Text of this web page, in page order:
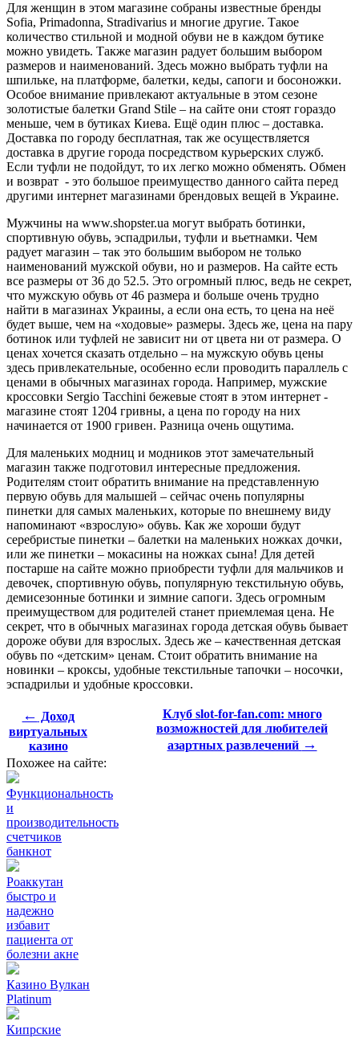
Для женщин в этом магазине собраны известные бренды
Sofia, Primadonna, Stradivarius и многие другие. Такое
количество стильной и модной обуви не в каждом бутике
можно увидеть. Также магазин радует большим выбором
размеров и наименований. Здесь можно выбрать туфли на
шпильке, на платформе, балетки, кеды, сапоги и босоножки.
Особое внимание привлекают актуальные в этом сезоне
золотистые балетки Grand Stile – на сайте они стоят гораздо
меньше, чем в бутиках Киева. Ещё один плюс – доставка.
Доставка по городу бесплатная, так же осуществляется
доставка в другие города посредством курьерских служб.
Если туфли не подойдут, то их легко можно обменять. Обмен
и возврат - это большое преимущество данного сайта перед
другими интернет магазинами брендовых вещей в Украине.
Мужчины на www.shopster.ua могут выбрать ботинки,
спортивную обувь, эспадрильи, туфли и вьетнамки. Чем
радует магазин – так это большим выбором не только
наименований мужской обуви, но и размеров. На сайте есть
все размеры от 36 до 52.5. Это огромный плюс, ведь не секрет,
что мужскую обувь от 46 размера и больше очень трудно
найти в магазинах Украины, а если она есть, то цена на неё
будет выше, чем на «ходовые» размеры. Здесь же, цена на пару
ботинок или туфлей не зависит ни от цвета ни от размера. О
ценах хочется сказать отдельно – на мужскую обувь цены
здесь привлекательные, особенно если проводить параллель с
ценами в обычных магазинах города. Например, мужские
кроссовки Sergio Tacchini бежевые стоят в этом интернет -
магазине стоят 1204 гривны, а цена по городу на них
начинается от 1900 гривен. Разница очень ощутима.
Для маленьких модниц и модников этот замечательный
магазин также подготовил интересные предложения.
Родителям стоит обратить внимание на представленную
первую обувь для малышей – сейчас очень популярны
пинетки для самых маленьких, которые по внешнему виду
напоминают «взрослую» обувь. Как же хороши будут
серебристые пинетки – балетки на маленьких ножках дочки,
или же пинетки – мокасины на ножках сына! Для детей
постарше на сайте можно приобрести туфли для мальчиков и
девочек, спортивную обувь, популярную текстильную обувь,
демисезонные ботинки и зимние сапоги. Здесь огромным
преимуществом для родителей станет приемлемая цена. Не
секрет, что в обычных магазинах города детская обувь бывает
дороже обуви для взрослых. Здесь же – качественная детская
обувь по «детским» ценам. Стоит обратить внимание на
новинки – кроксы, удобные текстильные тапочки – носочки,
эспадрильи и удобные кроссовки.
← Доход
виртуальных
казино
Клуб slot-for-fan.com: много
возможностей для любителей
азартных развлечений →
Похожее на сайте:
Функциональность
и
производительность
счетчиков
банкнот
Роаккутан
быстро и
надежно
избавит
пациента от
болезни акне
Казино Вулкан
Platinum
Кипрские